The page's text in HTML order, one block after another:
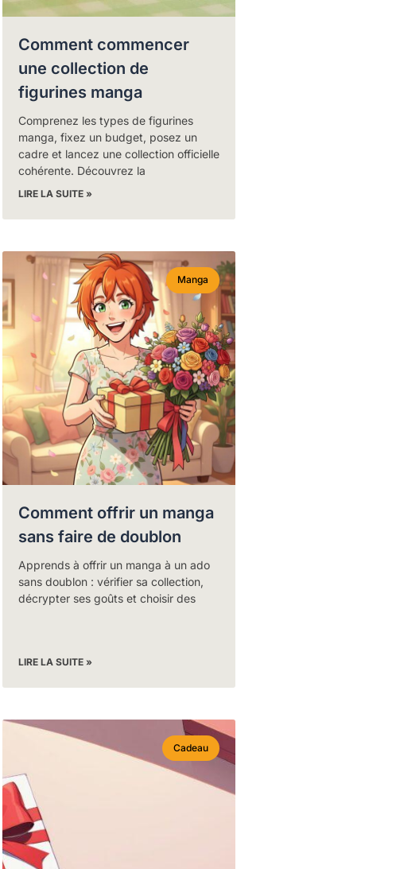
Comment commencer
une collection de
figurines manga
Comprenez les types de figurines
manga, fixez un budget, posez un
cadre et lancez une collection officielle
cohérente. Découvrez la
LIRE LA SUITE »
Manga
Comment offrir un manga
sans faire de doublon
Apprends à offrir un manga à un ado
sans doublon : vérifier sa collection,
décrypter ses goûts et choisir des
LIRE LA SUITE »
Cadeau